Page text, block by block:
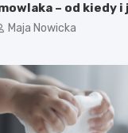
– od kiedy i
Maja Nowicka